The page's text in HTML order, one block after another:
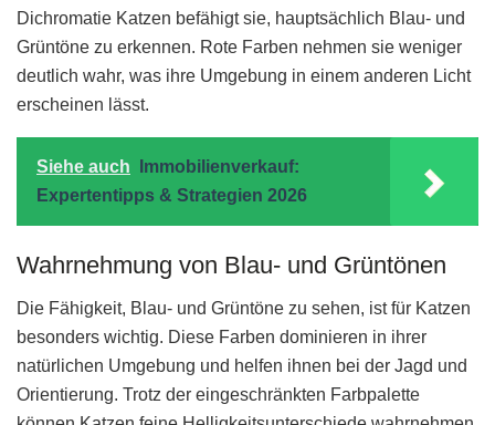
Dichromatie Katzen befähigt sie, hauptsächlich Blau- und
Grüntöne zu erkennen. Rote Farben nehmen sie weniger
deutlich wahr, was ihre Umgebung in einem anderen Licht
erscheinen lässt.
Siehe auch
Immobilienverkauf:
Expertentipps & Strategien 2026
Wahrnehmung von Blau- und Grüntönen
Die Fähigkeit, Blau- und Grüntöne zu sehen, ist für Katzen
besonders wichtig. Diese Farben dominieren in ihrer
natürlichen Umgebung und helfen ihnen bei der Jagd und
Orientierung. Trotz der eingeschränkten Farbpalette